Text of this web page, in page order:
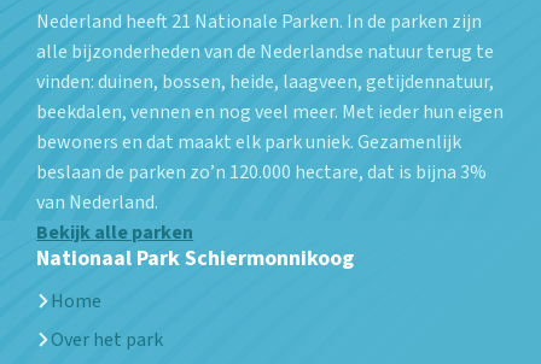
Nederland heeft 21 Nationale Parken. In de parken zijn
alle bijzonderheden van de Nederlandse natuur terug te
vinden: duinen, bossen, heide, laagveen, getijdennatuur,
beekdalen, vennen en nog veel meer. Met ieder hun eigen
bewoners en dat maakt elk park uniek. Gezamenlijk
beslaan de parken zo’n 120.000 hectare, dat is bijna 3%
van Nederland.
Bekijk alle parken
Nationaal Park Schiermonnikoog
Home
Over het park